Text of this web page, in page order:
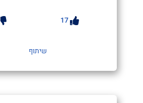
17
שיתוף